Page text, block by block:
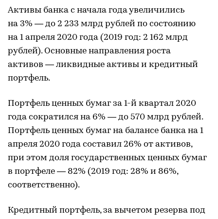
Активы банка с начала года увеличились
на 3% — до 2 233 млрд рублей по состоянию
на 1 апреля 2020 года (2019 год: 2 162 млрд
рублей). Основные направления роста
активов — ликвидные активы и кредитный
портфель.
Портфель ценных бумаг за 1-й квартал 2020
года сократился на 6% — до 570 млрд рублей.
Портфель ценных бумаг на балансе банка на 1
апреля 2020 года составил 26% от активов,
при этом доля государственных ценных бумаг
в портфеле — 82% (2019 год: 28% и 86%,
соответственно).
Кредитный портфель, за вычетом резерва под